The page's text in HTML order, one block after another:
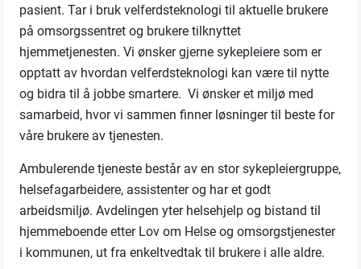
pasient. Tar i bruk velferdsteknologi til aktuelle brukere
på omsorgssentret og brukere tilknyttet
hjemmetjenesten. Vi ønsker gjerne sykepleiere som er
opptatt av hvordan velferdsteknologi kan være til nytte
og bidra til å jobbe smartere. Vi ønsker et miljø med
samarbeid, hvor vi sammen finner løsninger til beste for
våre brukere av tjenesten.
Ambulerende tjeneste består av en stor sykepleiergruppe,
helsefagarbeidere, assistenter og har et godt
arbeidsmiljø. Avdelingen yter helsehjelp og bistand til
hjemmeboende etter Lov om Helse og omsorgstjenester
i kommunen, ut fra enkeltvedtak til brukere i alle aldre.